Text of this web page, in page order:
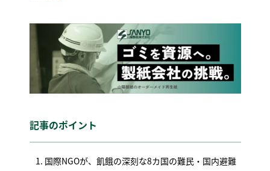
記事のポイント
国際NGOが、飢餓の深刻な8カ国の難民・国内避難